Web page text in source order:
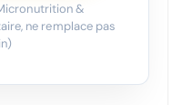
&
ne remplace pas